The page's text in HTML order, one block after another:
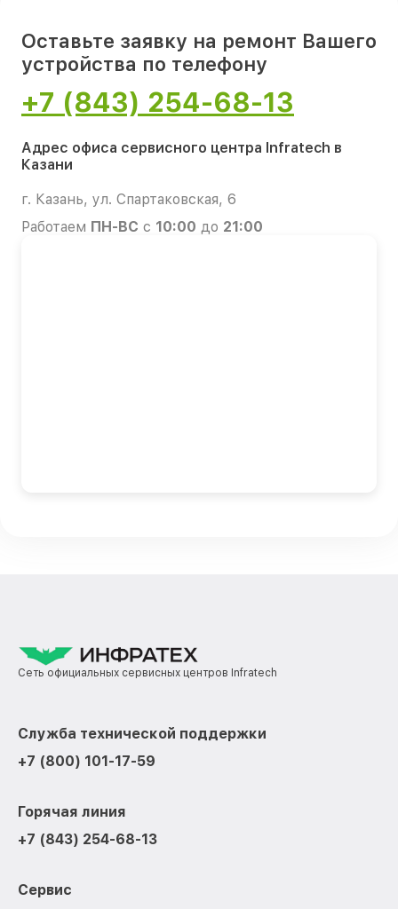
Оставьте заявку на ремонт Вашего
устройства по телефону
+7 (843) 254-68-13
Адрес офиса сервисного центра Infratech в
Казани
г. Казань, ул. Спартаковская, 6
Работаем ПН-ВС с 10:00 до 21:00
Сеть официальных сервисных центров Infratech
Служба технической поддержки
+7 (800) 101-17-59
Горячая линия
+7 (843) 254-68-13
Сервис